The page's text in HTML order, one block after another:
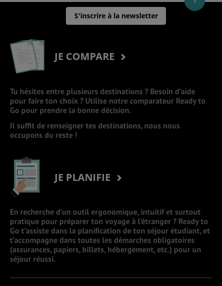
S'inscrire à la newsletter
JE COMPARE
Tu hésites entre plusieurs destinations ? Besoin d’aide
pour faire ton choix ? Utilise notre comparateur Ready to
Go pour prendre la bonne décision.
Il suffit de renseigner tes destinations, nous nous
occupons du reste !
JE PLANIFIE
En recherche d’un outil ergonomique, intuitif et surtout
pratique pour préparer ton voyage à l’étranger ? Ready to
Go t’assiste dans la planification de ton séjour étudiant, et
t’accompagne dans toutes les démarches obligatoires
(assurances, papiers, billets, hébergement, etc.) pour un
séjour réussi.